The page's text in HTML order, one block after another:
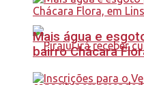
Mais água e
bairro Chácara